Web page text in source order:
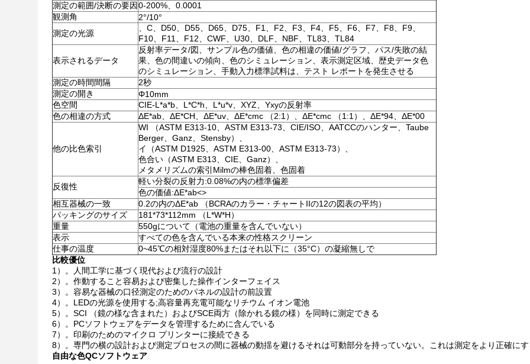
測定の範囲/決断の要因0-200%、0.0001
観測角
2°/10°
測定の光源
、C、D50、D55、D65、D75、F1、F2、F3、F4、F5、F6、F7、F8、F9、
F10、F11、F12、CWF、U30、DLF、NBF、TL83、TL84
表示されるデータ
反射率データ/図、サンプル色の価値、色の相違の価値/グラフ、パス/失敗の結
果、色の間違いの傾向、色のシミュレーション、表示測定区域、歴史データ色
のシミュレーション、手動入力標準試料は、テスト レポートを発生させる
測定の時間間隔
2秒
測定の開き
Φ10mm
色空間
CIE-L*a*b、L*C*h、L*u*v、XYZ、Yxyの反射率
色の相違の方式
ΔE*ab、ΔE*CH、ΔE*uv、ΔE*cmc （2:1）、ΔE*cmc （1:1）、ΔE*94、ΔE*00
他の比色索引
WI （ASTM E313-10、ASTM E313-73、CIE/ISO、AATCCのハンター、Taube
Berger、Ganz、Stensby）、
イ（ASTM D1925、ASTM E313-00、ASTM E313-73）、
色合い（ASTM E313、CIE、Ganz）、
メタメリズムの索引Milmの棒色固着、色固着
反復性
軽い分裂の反射力:0.08%の内の標準偏差
色の価値:ΔE*ab<>
相互器械の一致
0.2の内のΔE*ab （BCRAのカラー・チャートIIの12の図表の平均）
パッキングのサイズ
181*73*112mm （L*W*H）
重量
550gについて（電池の重量を含んでいない）
表示
すべての色を含んでいる本来の性格スクリーン
仕事の温度
0~45℃の相対湿度80%またはそれ以下に（35°C）の凝縮無しで
比較優位
1）。人間工学に基づく現代および流行の設計
2）。作動すること容易および密集した操作インターフェイス
3）。容易な器械の口径測定のためのパネルの設計の前設置
4）。LEDの光源を使用する;高容量再充電可能なリチウム イオン電池
5）。SCI （鏡の様な含まれた）およびSCE両方（除かれる鏡の様）を同時に測定できる
6）。PCソフトウェアをデータを管理するために含んでいる
7）。印刷のためのマイクロ プリンターに接続できる
8）。専門の横の設計および測定プロセスの間に器械の動揺を避けるそれは可動部分を持っていない。これは測定をより正確に
自由な色QCソフトウェア